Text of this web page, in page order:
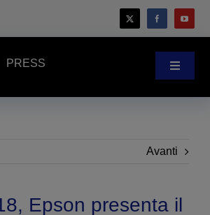
PRESS
Toggle
Avanti
Epson presenta il